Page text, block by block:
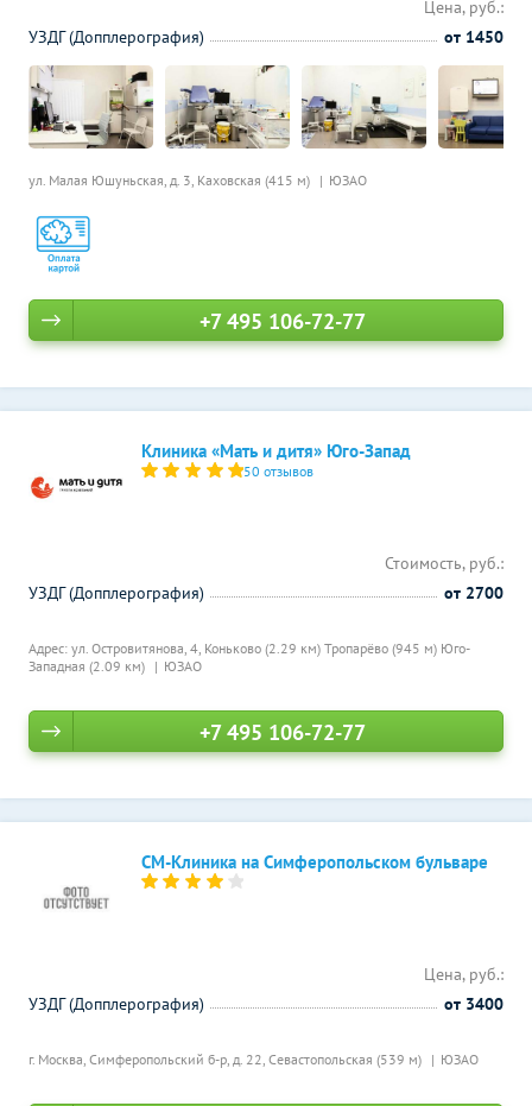
ул. Малая Юшуньская, д. 3, Каховская (415 м) ЮЗАО
Цена, руб.:
УЗДГ (Допплерография)
от 1450
+7 495 106-72-77
Клиника «Мать и дитя» Юго-Запад
50 отзывов
Адрес: ул. Островитянова, 4, Коньково (2.29 км) Тропарёво (945 м) Юго-
Западная (2.09 км)
ЮЗАО
Стоимость, руб.:
УЗДГ (Допплерография)
от 2700
+7 495 106-72-77
СМ-Клиника на Симферопольском бульваре
г. Москва, Симферопольский б-р, д. 22, Севастопольская (539 м) ЮЗАО
Цена, руб.:
УЗДГ (Допплерография)
от 3400